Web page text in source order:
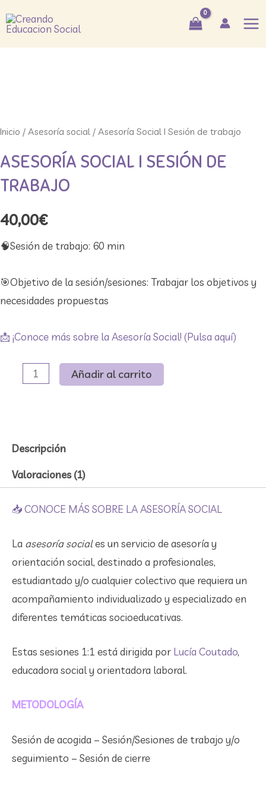
al
contenido
Inicio / Asesoría social / Asesoría Social I Sesión de trabajo
ASESORÍA SOCIAL I SESIÓN DE
TRABAJO
40,00€
🧠​Sesión de trabajo: 60 min
🎯​Objetivo de la sesión/sesiones: Trabajar los objetivos y
necesidades propuestas
📩​ ¡Conoce más sobre la Asesoría Social! (Pulsa aquí)
Asesoría
cantidad
Añadir al carrito
Descripción
Valoraciones (1)
📥​ CONOCE MÁS SOBRE LA ASESORÍA SOCIAL
La asesoría sociales un servicio de asesoría y
orientación social, destinado a profesionales,
estudiantado y/o cualquier colectivo que requiera un
acompañamiento individualizado y especializado en
diferentes temáticas socioeducativas.
Estas sesiones 1:1 está dirigida por Lucía Coutado,
educadora social y orientadora laboral.
METODOLOGÍA
Sesión de acogida – Sesión/Sesiones de trabajo y/o
seguimiento – Sesión de cierre